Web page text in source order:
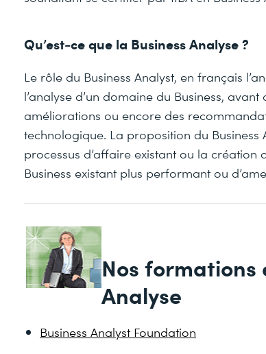
Qu’est-ce que la Business Analyse ?
Le rôle du Business Analyst, en français
l’analyse d’un domaine du Business,
améliorations ou encore des
technologique. La proposition du Business
processus d’affaire existant ou la création
Business existant plus performant ou
Nos formations
Analyse
Business Analyst Foundation